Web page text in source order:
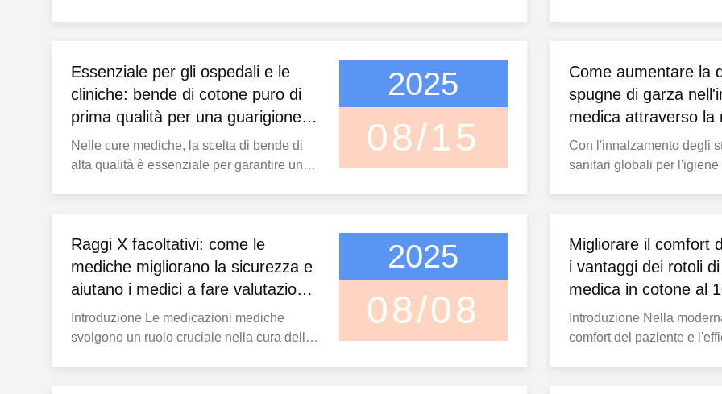
l'offerta su larga scala riducendo al minimo
i problemi di qualità. Le officine
automatizzate sono dotate di ...
infezioni e favoriscono
rapida. In particolare, i
monouso per uso medico ...
Essenziale per gli ospedali e le
cliniche: bende di cotone puro di
prima qualità per una guarigione
più rapida
Nelle cure mediche, la scelta di bende di
alta qualità è essenziale per garantire un
assorbentezza e morbidezza, ma
forniscono anche agli ospedali e alle
cliniche soluzioni ...
2025
08/15
Come aumentare la
spugne di garza
medica attraverso la
ultima linea di
Con l'innalzamento degli
sanitari globali per l'igiene
chirurgia, cura delle ferite,
emergenza e altro ancora.
al meglio questa ...
Raggi X facoltativi: come le
mediche migliorano la sicurezza e
aiutano i medici a fare valutazioni
accurate
Introduzione Le medicazioni mediche
svolgono un ruolo cruciale nella cura delle
2025
08/08
Migliorare il comfort
i vantaggi dei rotoli
medica in cotone al
Introduzione Nella
comfort del paziente e